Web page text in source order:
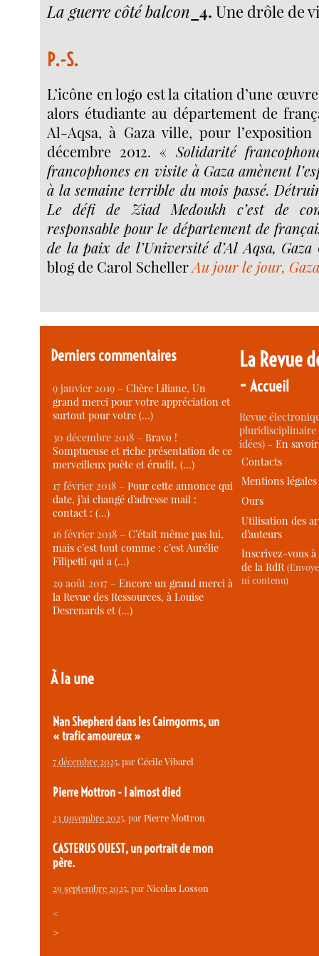
La guerre côté balcon _4. Une drôle de
P.-S.
L’icône en logo est la citation d’une
alors étudiante au département de
Al-Aqsa, à Gaza ville, pour
décembre 2012. « Solidarité
francophones en visite à Gaza amènent
à la semaine terrible du mois passé.
Le défi de Ziad Medoukh c’est de
responsable pour le département de
de la paix de l’Université d’Al Aqsa, Gaza
blog de Carol SchellerAu jour le jour,
Derniers commentaires
9 janvier 2019 –Chère Liliane, Un
grand merci pour votre appréciation et
surtout pour votre (…)
30 décembre 2018 –Bravo !
Somptueuse et riche présentation de ce
merveilleux poète et érudit. (…)
17 février 2018 –Pour cette annonce qui
date, j’ai changé d’adresse mail :
contact : (…)
16 février 2018 –C’était même pas lui,
mais c’est tout comme : c’est Aurélie
Filipetti qui a (…)
29 août 2017 –Encore un grand merci à
la Revue des Ressources, à Louise
Desrenards et (…)
À la une
Nan Shepherd dans les Cairngorms, un
« trafic amoureux »
7 décembre 2025, parCécile Vibarel
Pierre Mottron - I almost died
23 novembre 2025, parPierre Mottron
CASTERUS OUEST, un portrait de mon
père.
29 septembre 2025, parNicolas Losson
<
>
La Revue
-Accueil
Revue
idées) -En
Contacts
Mentions légales
Ours
Utilisation des
d’auteurs
Inscrivez-vous
de la RdR
ni contenu)